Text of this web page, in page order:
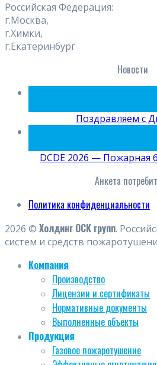
Российская Федерация:
г.Москва,
г.Химки,
г.Екатеринбург
Новости
Поздравляем с
DCDE 2026 — Пожарная
Анкета
Политика конфиденциальности
2026 © Холдинг ОСК групп.
систем и средств
Компания
Производство
Лицензии и сертификаты
Нормативные документы
Выполненные объекты
Продукция
Газовое пожаротушение